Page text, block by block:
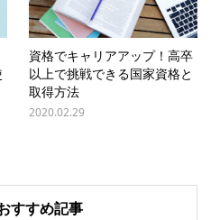
資格でキャリアアップ！高卒
以上で挑戦できる国家資格と
取得方法
2020.02.29
すすめ記事